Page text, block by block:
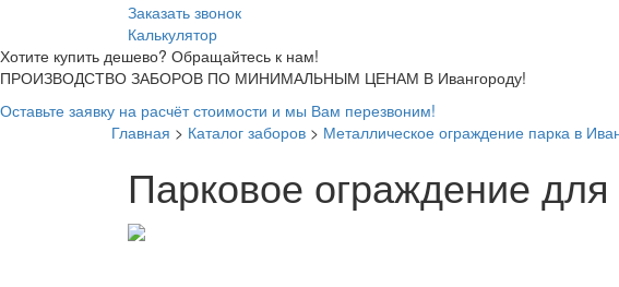
Заказать звонок
Калькулятор
Хотите купить дешево? Обращайтесь к нам!
ПРОИЗВОДСТВО ЗАБОРОВ ПО МИНИМАЛЬНЫМ ЦЕНАМ В Ивангороду!
Оставьте заявку на расчёт стоимости и мы Вам перезвоним!
Главная > Каталог заборов > Металлическое ограждение парка в
Парковое ограждение для